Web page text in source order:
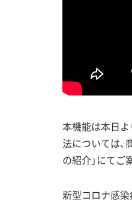
本機能は本日よ
法については、
の紹介」にてご
新型コロナ感染